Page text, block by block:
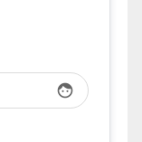
face